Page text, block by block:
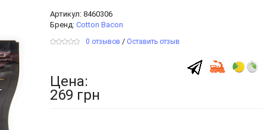
Артикул: 8460306
Бренд: Cotton Bacon
0 отзывов / Оставить отзыв
Цена:
269 грн